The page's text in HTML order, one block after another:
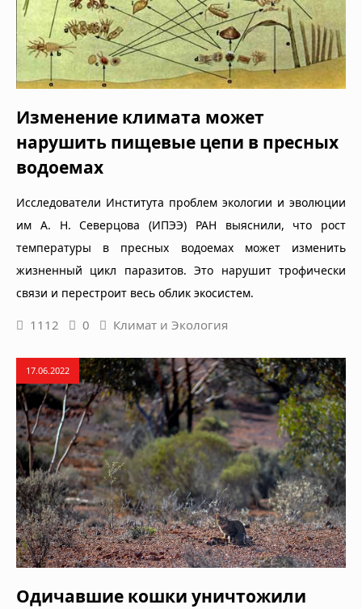
Изменение климата может
нарушить пищевые цепи в пресных
водоемах
Исследователи Института проблем экологии и эволюции
им А. Н. Северцова (ИПЭЭ) РАН выяснили, что рост
температуры в пресных водоемах может изменить
жизненный цикл паразитов. Это нарушит трофически
связи и перестроит весь облик экосистем.
1112 0 Климат и Экология
17.06.2022
Одичавшие кошки уничтожили